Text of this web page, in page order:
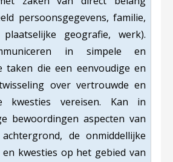
persoonsgegevens, familie,
plaatselijke geografie, werk).
in simpele en
taken die een eenvoudige en
over vertrouwde en
kwesties vereisen. Kan in
bewoordingen aspecten van
de onmiddellijke
kwesties op het gebied van